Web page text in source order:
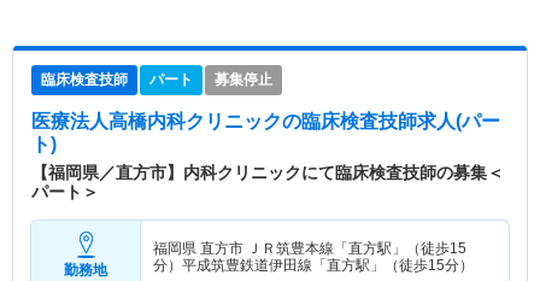
臨床検査技師 パート 募集停止
医療法人高橋内科クリニックの臨床検査技師求人(パー
ト)
【福岡県／直方市】内科クリニックにて臨床検査技師の募集＜
パート＞
勤務地
福岡県 直方市 ＪＲ筑豊本線「直方駅」（徒歩15
分）平成筑豊鉄道伊田線「直方駅」（徒歩15分）